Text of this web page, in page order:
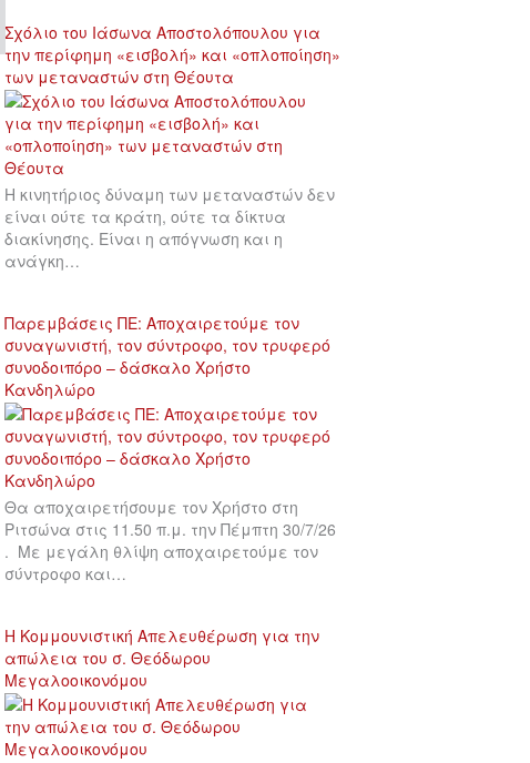
Σχόλιο του Ιάσωνα Αποστολόπουλου για
την περίφημη «εισβολή» και «οπλοποίηση»
των μεταναστών στη Θέουτα
Η κινητήριος δύναμη των μεταναστών δεν
είναι ούτε τα κράτη, ούτε τα δίκτυα
διακίνησης. Είναι η απόγνωση και η
ανάγκη…
Παρεμβάσεις ΠΕ: Αποχαιρετούμε τον
συναγωνιστή, τον σύντροφο, τον τρυφερό
συνοδοιπόρο – δάσκαλο Χρήστο
Κανδηλώρο
Θα αποχαιρετήσουμε τον Χρήστο στη
Ριτσώνα στις 11.50 π.μ. την Πέμπτη 30/7/26
. Με μεγάλη θλίψη αποχαιρετούμε τον
σύντροφο και…
Η Κομμουνιστική Απελευθέρωση για την
απώλεια του σ. Θεόδωρου
Μεγαλοοικονόμου